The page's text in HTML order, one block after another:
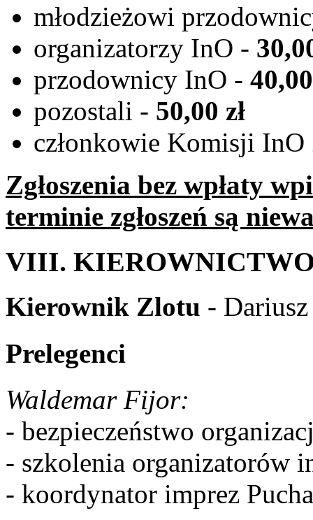
młodzieżowi
organizatorzy InO -
przodownicy InO -
pozostali - 50,00 zł
członkowie Komisji
Zgłoszenia bez wpłaty
terminie zgłoszeń są
VIII.
Kierownik Zlotu -
Prelegenci
Waldemar Fijor:
- bezpieczeństwo
- szkolenia organizatorów
- koordynator imprez